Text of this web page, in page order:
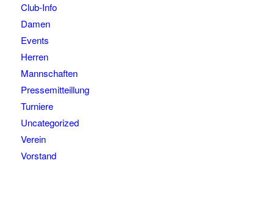
Club-Info
Damen
Events
Herren
Mannschaften
Pressemitteillung
Turniere
Uncategorized
Verein
Vorstand